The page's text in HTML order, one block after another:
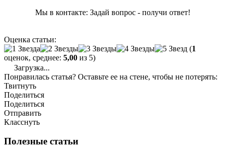
Мы в контакте: Задай вопрос - получи ответ!
Оценка статьи:
(1
оценок, среднее: 5,00 из 5)
Загрузка...
Понравилась статья? Оставьте ее на стене, чтобы не потерять:
Твитнуть
Поделиться
Поделиться
Отправить
Класснуть
Полезные статьи